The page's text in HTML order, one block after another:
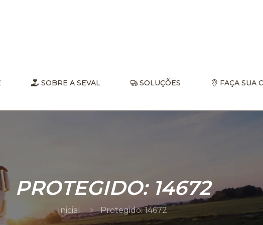
SOBRE A SEVAL SOLUÇÕES FAÇA SUA
PROTEGIDO: 14672
Inicial Protegido: 14672